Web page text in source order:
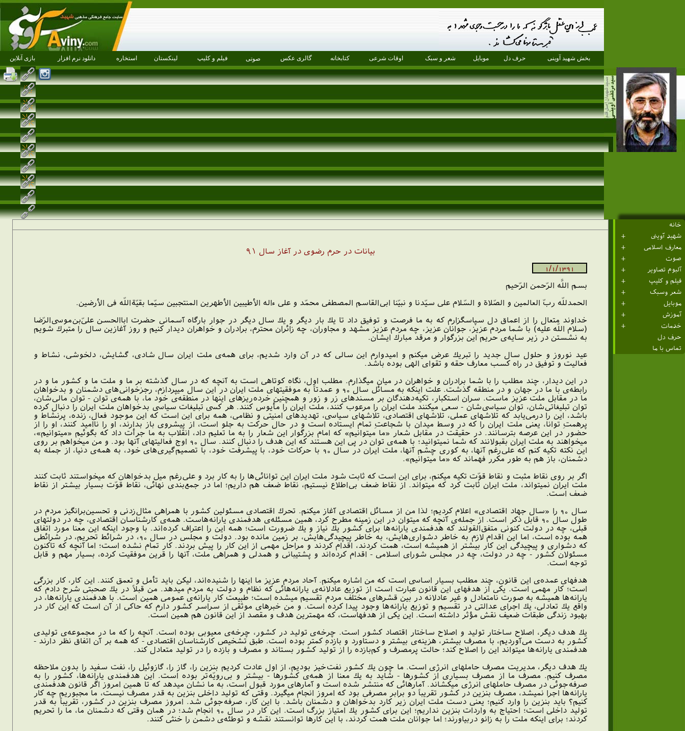
بخش شهید آوینی حرف دل موبایل شعر و سبک اوقات شرعی کتابخانه گالری عکس صوتی فیلم و کلیپ لینکستان استخاره دانلود نرم افزار بازی آنلاین
خانه
شهید آوینی
معارف اسلامی
صوت
آلبوم تصاویر
فیلم و کلیپ
شعر وسبک
موبایل
آموزش
خدمات
حرف دل
تماس با ما
بیانات در حرم رضوی در آغاز سال ۹۱
1/1/1391
بسم ‏اللَّه الرّحمن الرّحيم‏‌
الحمدللّه ربّ العالمين و الصّلاة و السّلام على سيّدنا و نبيّنا ابى‌القاسم المصطفى محمّد و على ءاله‌ الأطيبين الأطهرين المنتجبين سيّما بقيّةاللّه فى الأرضين.
خداوند متعال را از اعماق دل سپاسگزارم كه به ما فرصت و توفيق داد تا يك بار ديگر و يك سال ديگر در جوار بارگاه آسمانى حضرت اباالحسن علىّ‌بن‌موسى‌الرّضا
(سلام اللّه عليه) با شما مردم عزيز، جوانان عزيز، چه مردم عزيز مشهد و مجاوران، چه زائران محترم، برادران و خواهران ديدار كنيم و روز آغازين سال را متبرك شويم
به نشستن در زير سايه‌ى حريم اين بزرگوار و مرقد مبارك ايشان.
عيد نوروز و حلول سال جديد را تبريك عرض ميكنم و اميدوارم اين سالى كه در آن وارد شديم، براى همه‌ى ملت ايران سال شادى، گشايش، دلخوشى، نشاط و
فعاليت و توفيق در راه كسب معارف حقه و تقواى الهى بوده باشد.
در اين ديدار، چند مطلب را با شما برادران و خواهران در ميان ميگذارم. مطلب اول، نگاه كوتاهى است به آنچه كه در سال گذشته بر ما و ملت ما و كشور ما و در
رابطه‌ى با ما در جهان و در منطقه گذشت. علت اينكه به مسائل سال 90 و عمدتاً به موفقيتهاى ملت ايران در اين سال ميپردازم، رجزخوانى‌هاى دشمنان و بدخواهان
ما در مقابل ملت عزيز ماست. سران استكبار، تكيه‌دهندگان بر مسندهاى زر و زور و همچنين خرده‌ريزهاى اينها در منطقه‌ى خود ما، با همه‌ى توان - توان مالى‌شان،
توان تبليغاتى‌شان، توان سياسى‌شان - سعى ميكنند ملت ايران را مرعوب كنند، ملت ايران را مأيوس كنند. هر كسى تبليغات سياسى بدخواهان ملت ايران را دنبال كرده
باشد، اين را درمى‌يابد كه تلاشهاى عملى، تلاشهاى اقتصادى، تلاشهاى سياسى، تهديدهاى امنيتى و نظامى، همه براى اين است كه اين موجود فعال، زنده، پرنشاط و
پرهمتِ توانا، يعنى ملت ايران را كه در وسط ميدان با شجاعتِ تمام ايستاده است و در حال حركت به جلو است، از پيشروى باز بدارند، او را نااميد كنند، او را از
حضور در اين عرصه بترسانند. در حقيقت در مقابل شعار «ما ميتوانيم» كه امام بزرگوار اين شعار را به ما تعليم داد، انقلاب به ما جرأت داد كه بگوئيم «ميتوانيم»،
ميخواهند به ملت ايران بقبولانند كه شما نميتوانيد؛ با همه‌ى توان در پى اين هستند كه اين هدف را دنبال كنند. سال 90 اوج فعاليتهاى آنها بود. و من ميخواهم بر روى
اين نكته تكيه كنم كه على‌رغم آنها، به كورى چشم آنها، ملت ايران در سال 90 با حركات خود، با پيشرفت خود، با تصميم‌گيرى‌هاى خود، به همه‌ى دنيا، از جمله به
دشمنان، باز هم به طور مكرر فهماند كه «ما ميتوانيم».
اگر بر روى نقاط مثبت و نقاط قوّت تكيه ميكنم، براى اين است كه ثابت شود ملت ايران اين توانائى‌ها را به كار برد و على‌رغم ميل بدخواهان كه ميخواستند ثابت كنند
ملت ايران نميتواند، ملت ايران ثابت كرد كه ميتواند. از نقاط ضعف بى‌اطلاع نيستيم، نقاط ضعف هم داريم؛ اما در جمع‌بندى نهائى، نقاط قوّت بسيار بيشتر از نقاط
ضعف است.
سال 90 را «سال جهاد اقتصادى» اعلام كرديم؛ لذا من از مسائل اقتصادى آغاز ميكنم. تحرك اقتصادى مسئولين كشور با همراهى مثال‌زدنى و تحسين‌برانگيز مردم در
طول سال 90 قابل ذكر است. از جمله‌ى آنچه كه ميتوان در اين زمينه مطرح كرد، همين مسئله‌ى هدفمندى يارانه‌هاست. همه‌ى كارشناسان اقتصادى، چه در دولتهاى
قبلى، چه در دولت كنونى متفق‌القولند كه هدفمندى يارانه‌ها براى كشور يك نياز و يك ضرورت است؛ همه اين را اعتراف كرده‌اند. با وجود اينكه اين معنا مورد اتفاق
همه بوده است، اما اين اقدام لازم به خاطر دشوارى‌هايش، به خاطر پيچيدگى‌هايش، بر زمين مانده بود. دولت و مجلس در سال 90، در شرائط تحريم، در شرائطى
كه دشوارى و پيچيدگى اين كار بيشتر از هميشه است، همت كردند، اقدام كردند و مراحل مهمى از اين كار را پيش بردند. كار تمام نشده است؛ اما آنچه كه تاكنون
مسئولان كشور - چه در دولت، چه در مجلس شوراى اسلامى - اقدام كرده‌اند و پشتيبانى و همدلى و همراهى ملت، آنها را قرين موفقيت كرده، بسيار مهم و قابل
توجه است.
هدفهاى عمده‌ى اين قانون، چند مطلب بسيار اساسى است كه من اشاره ميكنم. آحاد مردم عزيز ما اينها را شنيده‌اند، ليكن بايد تأمل و تعمق كنند. اين كار، كار بزرگى
است؛ كار مهمى است. يكى از هدفهاى اين قانون عبارت است از توزيع عادلانه‌ى يارانه‌هائى كه نظام و دولت به مردم ميدهد. من قبلاً در يك صحبتى شرح دادم كه
يارانه‌ها هميشه به صورت نامتعادل و غير عادلانه در بين قشرهاى مختلف مردم تقسيم ميشده است؛ طبيعت كار يارانه‌ى عمومى همين است. با هدفمندى يارانه‌ها، در
واقع يك تعادلى، يك اجراى عدالتى در تقسيم و توزيع يارانه‌ها وجود پيدا كرده است. و من خبرهاى موثقى از سراسر كشور دارم كه حاكى از آن است كه اين كار در
بهبود زندگى طبقات ضعيف نقش مؤثر داشته است. اين يكى از هدفهاست، كه مهمترين هدف و مقصد از اين قانون هم همين است.
يك هدف ديگر، اصلاح ساختار توليد و اصلاح ساختار اقتصاد كشور است. چرخه‌ى توليد در كشور، چرخه‌ى معيوبى بوده است. آنچه را كه ما در مجموعه‌ى توليدى
كشور به دست مى‌آورديم، با مصرف بيشتر، هزينه‌ى بيشتر و دستاورد و بازدهِ كمتر بوده است. طبق تشخيص كارشناسان اقتصادى - كه همه بر آن اتفاق نظر دارند -
هدفمندى يارانه‌ها ميتواند اين را اصلاح كند؛ حالت پرمصرف و كم‌بازده را از توليد كشور بستاند و مصرف و بازده را در توليد متعادل كند.
يك هدف ديگر، مديريت مصرف حاملهاى انرژى است. ما چون يك كشور نفت‌خيز بوديم، از اول عادت كرديم بنزين را، گاز را، گازوئيل را، نفت سفيد را بدون ملاحظه
مصرف كنيم. مصرف ما از مصرف بسيارى از كشورها - شايد به يك معنا از همه‌ى كشورها - بيشتر و بى‌رويّه‌تر بوده است. اين هدفمندى يارانه‌ها، كشور را به
صرفه‌جوئى در مصرف حاملهاى انرژى ميكشاند. آمارهائى كه منتشر شده است و آمارهاى مورد قبول است، به ما نشان ميدهد كه تا همين امروز اگر قانون هدفمندى
يارانه‌ها اجرا نميشد، مصرف بنزين در كشور تقريباً دو برابر مصرفى بود كه امروز انجام ميگيرد. وقتى كه توليد داخلى بنزين به قدر مصرف نيست، ما مجبوريم چه كار
كنيم؟ بايد بنزين را وارد كنيم؛ يعنى دست ملت ايران زير كارد بدخواهان و دشمنان باشد. با اين كار، صرفه‌جوئى شد. امروز مصرف بنزين در كشور، تقريباً به قدر
توليد داخلى است؛ احتياج به واردات بنزين نداريم؛ اين براى كشور يك امتياز بزرگ است. اين كار در سال 90 انجام شد؛ در همان وقتى كه دشمنان ما، ما را تحريم
كردند؛ براى اينكه ملت را به زانو دربياورند؛ اما جوانان ملت همت كردند، با اين كارها توانستند نقشه و توطئه‌ى دشمن را خنثى كنند.